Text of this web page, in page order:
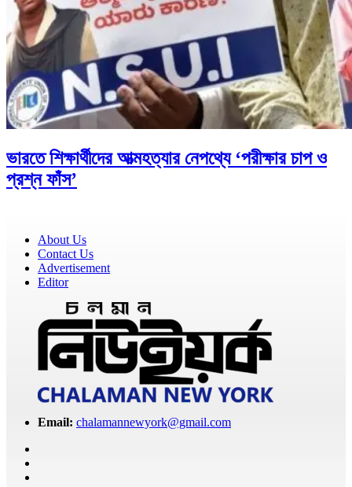
ভারতে শিক্ষার্থীদের আত্মহত্যার নেপথ্যে ‘পরীক্ষার চাপ ও
প্রশ্ন ফাঁস’
About Us
Contact Us
Advertisement
Editor
Email: chalamannewyork@gmail.com